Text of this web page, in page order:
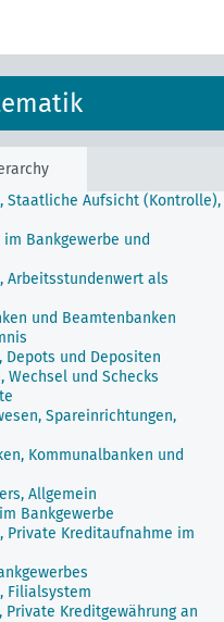
Technik des ...
Staatliche Aufsicht (Kontrolle),
Bankgewerbe und
Arbeitsstundenwert als
und Beamtenbanken
Depots und Depositen
Wechsel und Schecks
Spareinrichtungen,
Kommunalbanken und
Allgemein
Bankgewerbe
Private Kreditaufnahme im
Filialsystem
Private Kreditgewährung an